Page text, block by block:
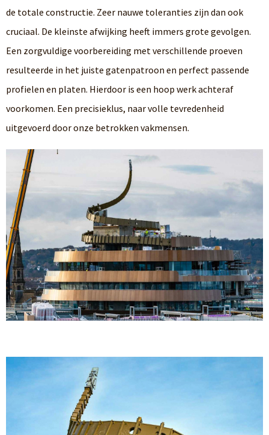
de totale constructie. Zeer nauwe toleranties zijn dan ook
cruciaal. De kleinste afwijking heeft immers grote gevolgen.
Een zorgvuldige voorbereiding met verschillende proeven
resulteerde in het juiste gatenpatroon en perfect passende
profielen en platen. Hierdoor is een hoop werk achteraf
voorkomen. Een precisieklus, naar volle tevredenheid
uitgevoerd door onze betrokken vakmensen.